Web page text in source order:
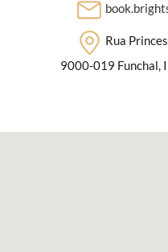
Rua
9000-019 Funchal,